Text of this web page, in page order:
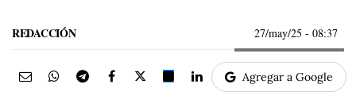
REDACCIÓN 27/may/25 - 08:37
Agregar a Google